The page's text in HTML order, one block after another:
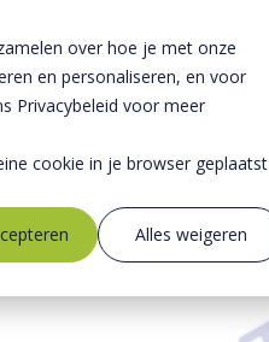
over hoe je met onze
en personaliseren, en voor
Privacybeleid voor meer
cookie in je browser geplaatst
Alles weigeren
Producten